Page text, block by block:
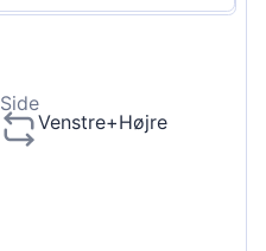
Side
Venstre+Højre